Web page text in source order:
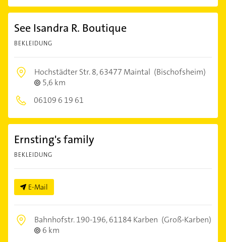
See Isandra R. Boutique
BEKLEIDUNG
Hochstädter Str. 8,63477 Maintal (Bischofsheim)
5,6 km
06109 6 19 61
Ernsting's family
BEKLEIDUNG
E-Mail
Bahnhofstr. 190-196,61184 Karben (Groß-Karben)
6 km